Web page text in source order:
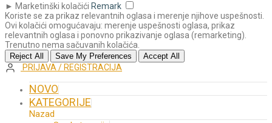
► Marketinški kolačići Remark
Koriste se za prikaz relevantnih oglasa i merenje njihove uspešnosti.
Ovi kolačići omogućavaju: merenje uspešnosti oglasa, prikaz
relevantnih oglasa i ponovno prikazivanje oglasa (remarketing).
Trenutno nema sačuvanih kolačića.
Reject All Save My Preferences Accept All
PRIJAVA / REGISTRACIJA
NOVO
KATEGORIJE
Nazad